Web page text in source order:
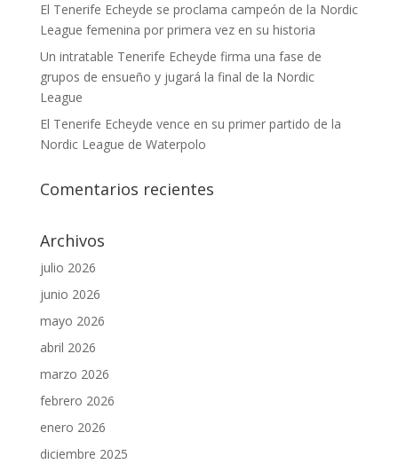
El Tenerife Echeyde se proclama campeón de la Nordic
League femenina por primera vez en su historia
Un intratable Tenerife Echeyde firma una fase de
grupos de ensueño y jugará la final de la Nordic
League
El Tenerife Echeyde vence en su primer partido de la
Nordic League de Waterpolo
Comentarios recientes
Archivos
julio 2026
junio 2026
mayo 2026
abril 2026
marzo 2026
febrero 2026
enero 2026
diciembre 2025